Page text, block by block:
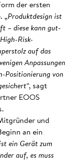
der ersten
„Produktdesign ist
– diese kann gut-
Risk-
auf das
Anpassungen
Positionierung von
“, sagt
EOOS
und
an ein
ein Gerät zum
auf, es muss